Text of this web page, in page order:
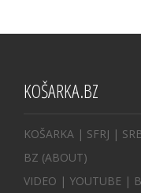
KOŠARKA.BZ
KOŠARKA | SFRJ |
BZ (ABOUT)
VIDEO | YOUTUBE |